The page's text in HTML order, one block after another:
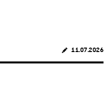
11.07.2026